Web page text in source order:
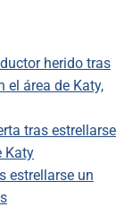
herido tras
el área de Katy,
tras estrellarse
Katy
estrellarse un